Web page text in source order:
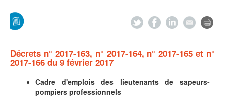
Décrets n° 2017-163, n° 2017-164, n° 2017-165 et n°
2017-166 du 9 février 2017
Cadre d'emplois des lieutenants de sapeurs-
pompiers professionnels